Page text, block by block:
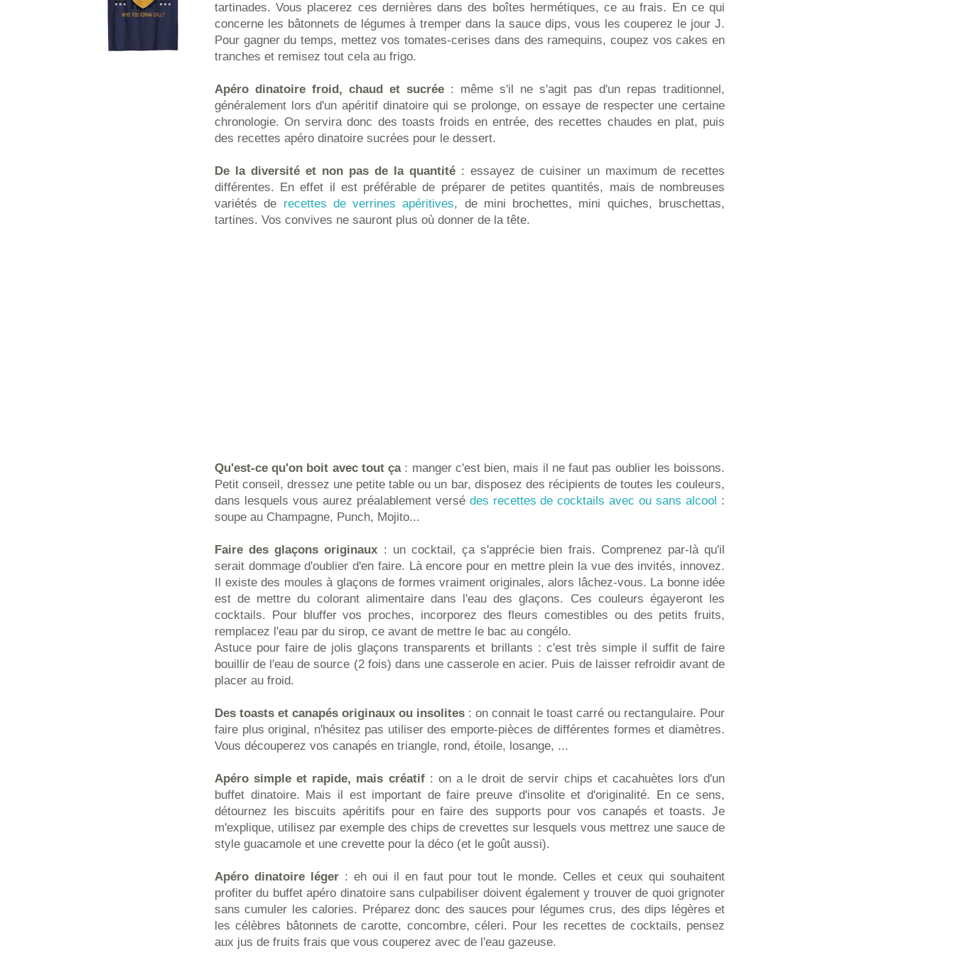
tartinades. Vous placerez ces dernières dans des boîtes hermétiques, ce au frais. En ce qui
concerne les bâtonnets de légumes à tremper dans la sauce dips, vous les couperez le jour J.
Pour gagner du temps, mettez vos tomates-cerises dans des ramequins, coupez vos cakes en
tranches et remisez tout cela au frigo.
Apéro dinatoire froid, chaud et sucrée : même s'il ne s'agit pas d'un repas traditionnel,
généralement lors d'un apéritif dinatoire qui se prolonge, on essaye de respecter une certaine
chronologie. On servira donc des toasts froids en entrée, des recettes chaudes en plat, puis
des recettes apéro dinatoire sucrées pour le dessert.
De la diversité et non pas de la quantité : essayez de cuisiner un maximum de recettes
différentes. En effet il est préférable de préparer de petites quantités, mais de nombreuses
variétés de recettes de verrines apéritives, de mini brochettes, mini quiches, bruschettas,
tartines. Vos convives ne sauront plus où donner de la tête.
Qu'est-ce qu'on boit avec tout ça: manger c'est bien, mais il ne faut pas oublier les boissons.
Petit conseil, dressez une petite table ou un bar, disposez des récipients de toutes les couleurs,
dans lesquels vous aurez préalablement versé des recettes de cocktails avec ou sans alcool :
soupe au Champagne, Punch, Mojito...
Faire des glaçons originaux : un cocktail, ça s'apprécie bien frais. Comprenez par-là qu'il
serait dommage d'oublier d'en faire. Là encore pour en mettre plein la vue des invités, innovez.
Il existe des moules à glaçons de formes vraiment originales, alors lâchez-vous. La bonne idée
est de mettre du colorant alimentaire dans l'eau des glaçons. Ces couleurs égayeront les
cocktails. Pour bluffer vos proches, incorporez des fleurs comestibles ou des petits fruits,
remplacez l'eau par du sirop, ce avant de mettre le bac au congélo.
Astuce pour faire de jolis glaçons transparents et brillants : c'est très simple il suffit de faire
bouillir de l'eau de source (2 fois) dans une casserole en acier. Puis de laisser refroidir avant de
placer au froid.
Des toasts et canapés originaux ou insolites : on connait le toast carré ou rectangulaire. Pour
faire plus original, n'hésitez pas utiliser des emporte-pièces de différentes formes et diamètres.
Vous découperez vos canapés en triangle, rond, étoile, losange, ...
Apéro simple et rapide, mais créatif: on a le droit de servir chips et cacahuètes lors d'un
buffet dinatoire. Mais il est important de faire preuve d'insolite et d'originalité. En ce sens,
détournez les biscuits apéritifs pour en faire des supports pour vos canapés et toasts. Je
m'explique, utilisez par exemple des chips de crevettes sur lesquels vous mettrez une sauce de
style guacamole et une crevette pour la déco (et le goût aussi).
Apéro dinatoire léger: eh oui il en faut pour tout le monde. Celles et ceux qui souhaitent
profiter du buffet apéro dinatoire sans culpabiliser doivent également y trouver de quoi grignoter
sans cumuler les calories. Préparez donc des sauces pour légumes crus, des dips légères et
les célèbres bâtonnets de carotte, concombre, céleri. Pour les recettes de cocktails, pensez
aux jus de fruits frais que vous couperez avec de l'eau gazeuse.